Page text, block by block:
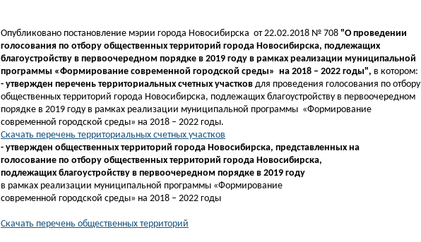
​Опубликовано постановление мэрии города Новосибирска от 22.02.2018 № 708 "О проведении
голосования по отбору общественных территорий города Новосибирска, подлежащих
благоустройству в первоочередном порядке в 2019 году в рамках реализации муниципальной
программы «Формирование современной городской среды» на 2018 – 2022 годы", в котором:
- утвержден перечень территориальных счетных участков для проведения голосования по отбору
общественных территорий города Новосибирска, подлежащих благоустройству в первоочередном
порядке в 2019 году в рамках реализации муниципальной программы «Формирование
современной городской среды» на 2018 – 2022 годы.
Скачать перечень территориальных счетных участков
- утвержден общественных территорий города Новосибирска, представленных на
голосование по отбору общественных территорий города Новосибирска,
подлежащих благоустройству в первоочередном порядке в 2019 году
в рамках реализации муниципальной программы «Формирование
современной городской среды» на 2018 – 2022 годы
Скачать перечень общественных территорий